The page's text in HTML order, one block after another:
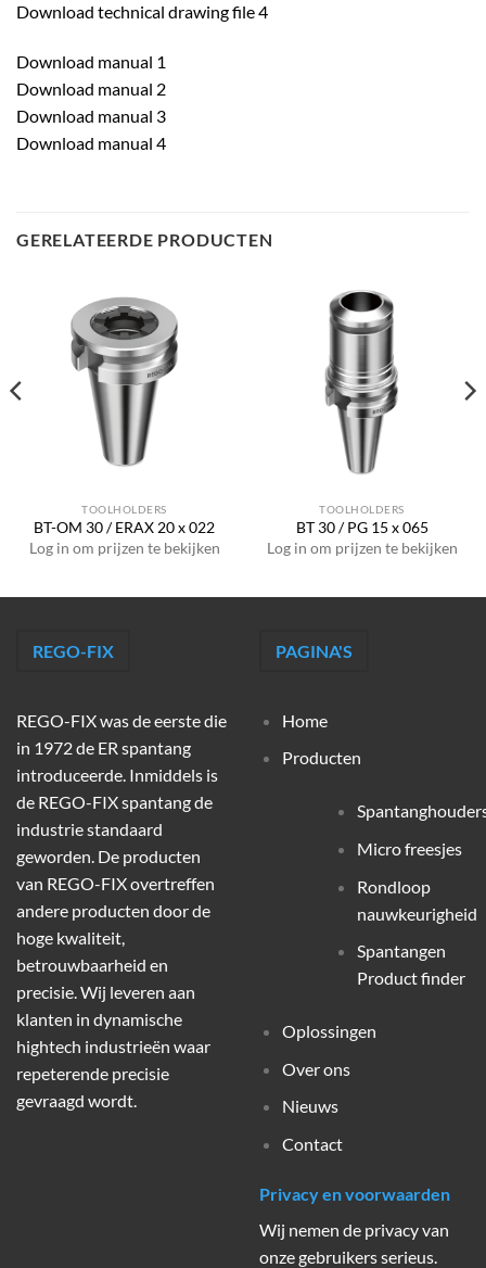
Download technical drawing file 4
Download manual 1
Download manual 2
Download manual 3
Download manual 4
GERELATEERDE PRODUCTEN
TOOLHOLDERS
BT-OM 30 / ERAX 20 x 022
Log in om prijzen te bekijken
TOOLHOLDERS
BT 30 / PG 15 x 065
Log in om prijzen te bekijken
REGO-FIX
REGO-FIX was de eerste die
in 1972 de ER spantang
introduceerde. Inmiddels is
de REGO-FIX spantang de
industrie standaard
geworden. De producten
van REGO-FIX overtreffen
andere producten door de
hoge kwaliteit,
betrouwbaarheid en
precisie. Wij leveren aan
klanten in dynamische
hightech industrieën waar
repeterende precisie
gevraagd wordt.
PAGINA'S
Home
Producten
Micro freesjes
Rondloop
nauwkeurigheid
Spantangen
Product finder
Oplossingen
Over ons
Nieuws
Contact
Privacy en voorwaarden
Wij nemen de privacy van
onze gebruikers serieus.